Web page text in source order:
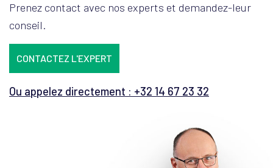
Prenez contact avec nos experts et demandez-leur
conseil.
CONTACTEZ L'EXPERT
Ou appelez directement : +32 14 67 23 32